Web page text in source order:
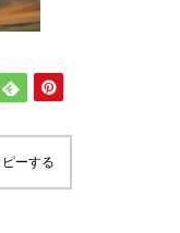
ーする